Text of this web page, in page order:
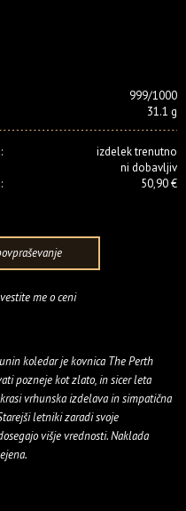
999/1000
31.1 g
izdelek trenutno
ni dobavljiv
50,90 €
me o ceni
koledar je kovnica The Perth
pozneje kot zlato, in sicer leta
vrhunska izdelava in simpatična
letniki zaradi svoje
višje vrednosti. Naklada